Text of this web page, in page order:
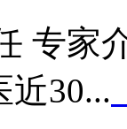
专家
近30...